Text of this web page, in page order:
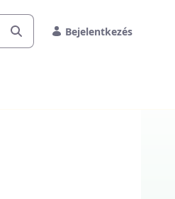
Bejelentkezés